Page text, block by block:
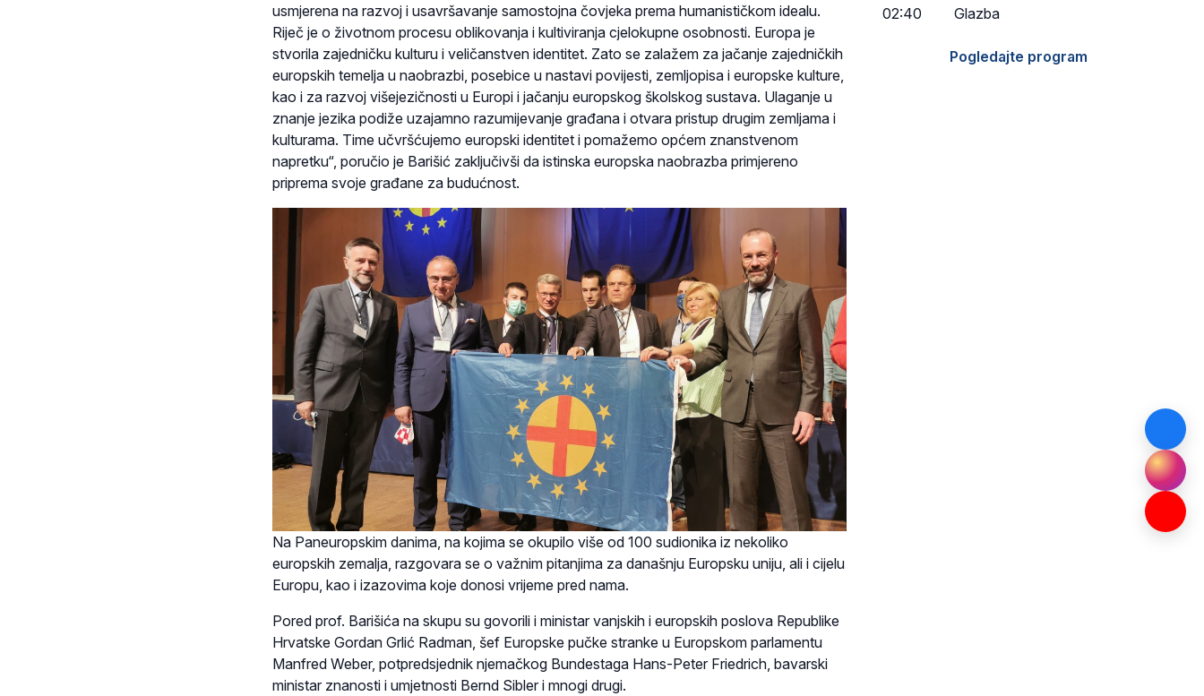
usmjerena na razvoj i usavršavanje samostojna čovjeka prema humanističkom idealu.
Riječ je o životnom procesu oblikovanja i kultiviranja cjelokupne osobnosti. Europa je
stvorila zajedničku kulturu i veličanstven identitet. Zato se zalažem za jačanje zajedničkih
europskih temelja u naobrazbi, posebice u nastavi povijesti, zemljopisa i europske kulture,
kao i za razvoj višejezičnosti u Europi i jačanju europskog školskog sustava. Ulaganje u
znanje jezika podiže uzajamno razumijevanje građana i otvara pristup drugim zemljama i
kulturama. Time učvršćujemo europski identitet i pomažemo općem znanstvenom
napretku“, poručio je Barišić zaključivši da istinska europska naobrazba primjereno
priprema svoje građane za budućnost.
Na Paneuropskim danima, na kojima se okupilo više od 100 sudionika iz nekoliko
europskih zemalja, razgovara se o važnim pitanjima za današnju Europsku uniju, ali i cijelu
Europu, kao i izazovima koje donosi vrijeme pred nama.
Pored prof. Barišića na skupu su govorili i ministar vanjskih i europskih poslova Republike
Hrvatske Gordan Grlić Radman, šef Europske pučke stranke u Europskom parlamentu
Manfred Weber, potpredsjednik njemačkog Bundestaga Hans-Peter Friedrich, bavarski
ministar znanosti i umjetnosti Bernd Sibler i mnogi drugi.
02:40 Glazba
Pogledajte program